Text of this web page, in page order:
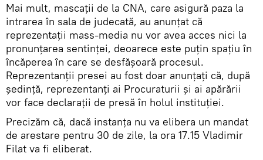
Mai mult, mascaţii de la CNA, care asigură paza la
intrarea în sala de judecată, au anunţat că
reprezentaţii mass-media nu vor avea acces nici la
pronunţarea sentinţei, deoarece este puţin spaţiu în
încăperea în care se desfăşoară procesul.
Reprezentanţii presei au fost doar anunţaţi că, după
şedinţă, reprezentanţi ai Procuraturii şi ai apărării
vor face declaraţii de presă în holul instituţiei.
Precizăm că, dacă instanţa nu va elibera un mandat
de arestare pentru 30 de zile, la ora 17.15 Vladimir
Filat va fi eliberat.